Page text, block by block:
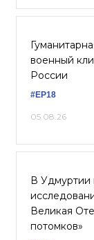
военный
России
#ЕР18
05.08.26
В Удмуртии
Великая
потомков»